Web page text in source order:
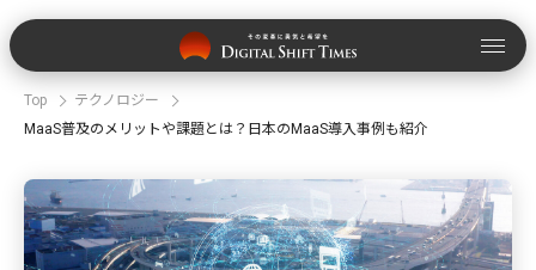
Top
テクノロジー
MaaS普及のメリットや課題とは？日本のMaaS導入事例も紹介